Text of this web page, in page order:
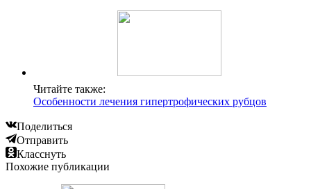
Читайте также:
Особенности лечения гипертрофических рубцов
Поделиться
Отправить
Класснуть
Похожие публикации